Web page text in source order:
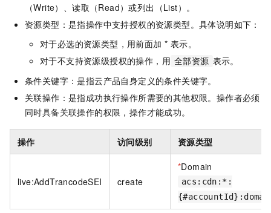
（Write）、读取（Read）或列出（List）。
资源类型：是指操作中支持授权的资源类型。具体说明如下：
对于必选的资源类型，用前面加 * 表示。
对于不支持资源级授权的操作，用 全部资源 表示。
条件关键字：是指云产品自身定义的条件关键字。
关联操作：是指成功执行操作所需要的其他权限。操作者必须
同时具备关联操作的权限，操作才能成功。
操作 访问级别 资源类型
live:AddTrancodeSEI create
*Domain
acs:cdn:*: